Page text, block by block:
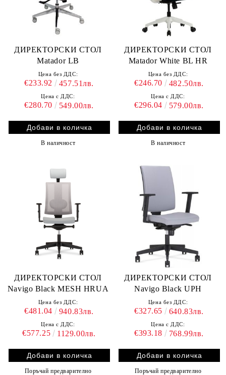
ДИРЕКТОРСКИ СТОЛ
Matador LB
Цена без ДДС:
€233.92 457.51лв.
Цена с ДДС:
€280.70 549.00лв.
В наличност
ДИРЕКТОРСКИ СТОЛ
Matador White BL HR
Цена без ДДС:
€246.70 482.50лв.
Цена с ДДС:
€296.04 579.00лв.
В наличност
ДИРЕКТОРСКИ СТОЛ
Navigo Black MESH HRUA
Цена без ДДС:
€481.04 940.83лв.
Цена с ДДС:
€577.25 1129.00лв.
Поръчай предварително
ДИРЕКТОРСКИ СТОЛ
Navigo Black UPH
Цена без ДДС:
€327.65 640.83лв.
Цена с ДДС:
€393.18 768.99лв.
Поръчай предварително